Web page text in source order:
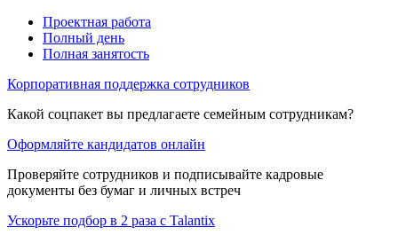
Проектная работа
Полный день
Полная занятость
Корпоративная поддержка сотрудников
Какой соцпакет вы предлагаете семейным сотрудникам?
Оформляйте кандидатов онлайн
Проверяйте сотрудников и подписывайте кадровые
документы без бумаг и личных встреч
Ускорьте подбор в 2 раза с Talantix